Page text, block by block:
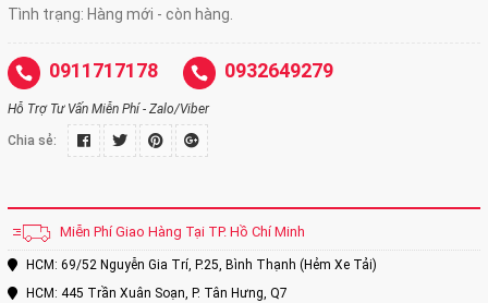
Tình trạng: Hàng mới - còn hàng.
0911717178 0932649279
Hỗ Trợ Tư Vấn Miễn Phí - Zalo/Viber
Chia sẻ:
Miễn Phí Giao Hàng Tại TP. Hồ Chí Minh
HCM: 69/52 Nguyễn Gia Trí, P.25, Bình Thạnh (Hẻm Xe Tải)
HCM: 445 Trần Xuân Soạn, P. Tân Hưng, Q7